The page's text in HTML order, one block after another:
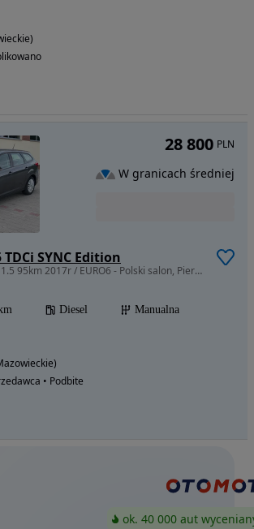
SYNC Edition
1498 cm3 • 95 KM • 1.5 95km 2017r / EURO6 - Polski salon, Pierwszy właściciel
Diesel
Manualna
• Podbite
28 800 PLN
W granicach średniej
ok. 40 000 aut